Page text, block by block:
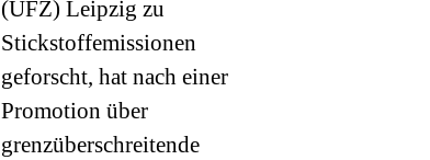
(UFZ) Leipzig zu
Stickstoffemissionen
geforscht, hat nach einer
Promotion über
grenzüberschreitende